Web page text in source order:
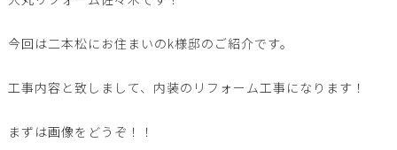
今回は二本松にお住まいのk様邸のご紹介です。
工事内容と致しまして、内装のリフォーム工事になります！
まずは画像をどうぞ！！